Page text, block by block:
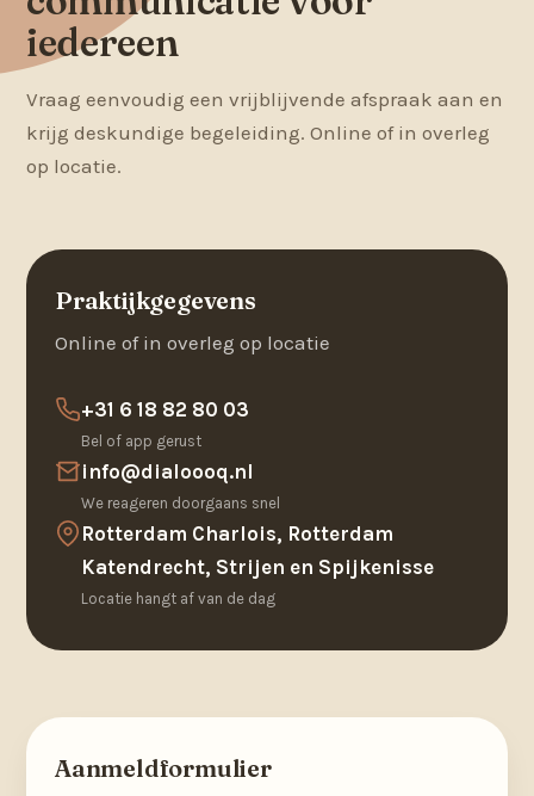
iedereen
Vraag eenvoudig een vrijblijvende afspraak aan en
krijg deskundige begeleiding. Online of in overleg
op locatie.
Praktijkgegevens
Online of in overleg op locatie
+31 6 18 82 80 03
Bel of app gerust
info@dialoooq.nl
We reageren doorgaans snel
Rotterdam Charlois, Rotterdam
Katendrecht, Strijen en Spijkenisse
Locatie hangt af van de dag
Aanmeldformulier